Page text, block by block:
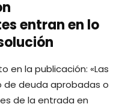
entran en lo
en la publicación: «Las
deuda aprobadas o
de la entrada en